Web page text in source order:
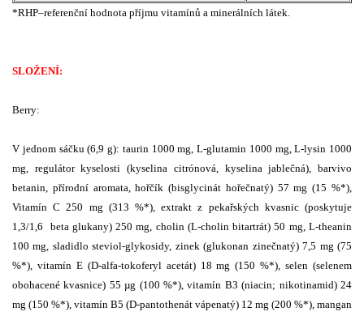
*RHP–referenční hodnota příjmu vitamínů a minerálních látek.
SLOŽENÍ:
Berry:
V jednom sáčku (6,9 g): taurin 1000 mg, L-glutamin 1000 mg, L-lysin 1000
mg, regulátor kyselosti (kyselina citrónová, kyselina jablečná), barvivo
betanin, přírodní aromata, hořčík (bisglycinát hořečnatý) 57 mg (15 %*),
Vitamín C 250 mg (313 %*), extrakt z pekařských kvasnic (poskytuje
1,3/1,6 beta glukany) 250 mg, cholin (L-cholin bitartrát) 50 mg, L-theanin
100 mg, sladidlo steviol-glykosidy, zinek (glukonan zinečnatý) 7,5 mg (75
%*), vitamín E (D-alfa-tokoferyl acetát) 18 mg (150 %*), selen (selenem
obohacené kvasnice) 55 µg (100 %*), vitamín B3 (niacin; nikotinamid) 24
mg (150 %*), vitamín B5 (D-pantothenát vápenatý) 12 mg (200 %*), mangan